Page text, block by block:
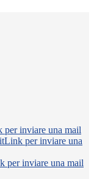
per inviare una mail
Link per inviare una
per inviare una mail